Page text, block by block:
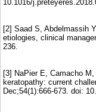
10.1016/
[2] Saad S, Abdelmassih
etiologies, clinical
236.
[3] NaPier E, Camacho
keratopathy: current
Dec;54(1):666-673. doi: